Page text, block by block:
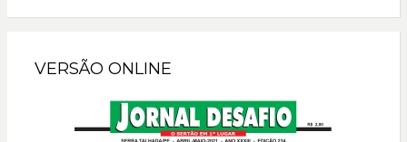
VERSÃO ONLINE